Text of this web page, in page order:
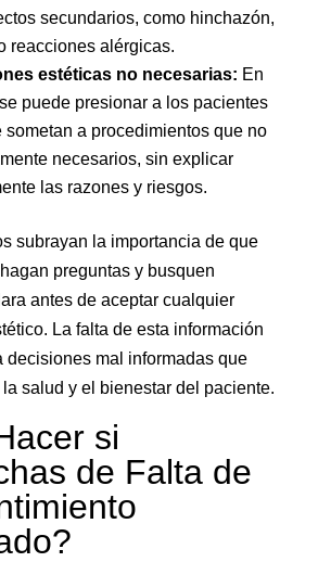
secundarios, como hinchazón,
reacciones alérgicas.
estéticas no necesarias: En
puede presionar a los pacientes
sometan a procedimientos que no
necesarios, sin explicar
las razones y riesgos.
subrayan la importancia de que
preguntas y busquen
antes de aceptar cualquier
La falta de esta información
decisiones mal informadas que
salud y el bienestar del paciente.
si
de Falta de